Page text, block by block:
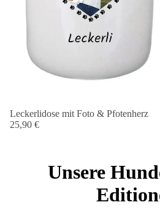
Leckerlidose mit Foto & Pfotenherz
25,90 €
Unsere